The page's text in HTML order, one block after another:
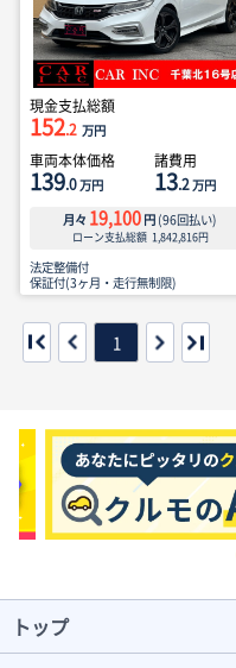
現金支払総額
152.2 万円
車両本体価格
139.0万円
諸費用
13.2万円
月々 19,100 円 (96回払い)
ローン支払総額 1,842,816円
法定整備付
保証付(3ヶ月・走行無制限)
1
トップ